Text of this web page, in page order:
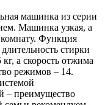
машинка из серии
Машинка узкая, а
Функция
стирки
а скорость отжима
режимов – 14.
– преимущество